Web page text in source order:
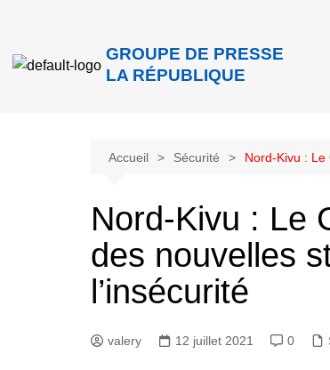
GROUPE DE PRESSE
LA RÉPUBLIQUE
Accueil Sécurité Nord-Kivu : Le
Nord-Kivu : Le
des nouvelles
l’insécurité
valery 12 juillet 2021 0